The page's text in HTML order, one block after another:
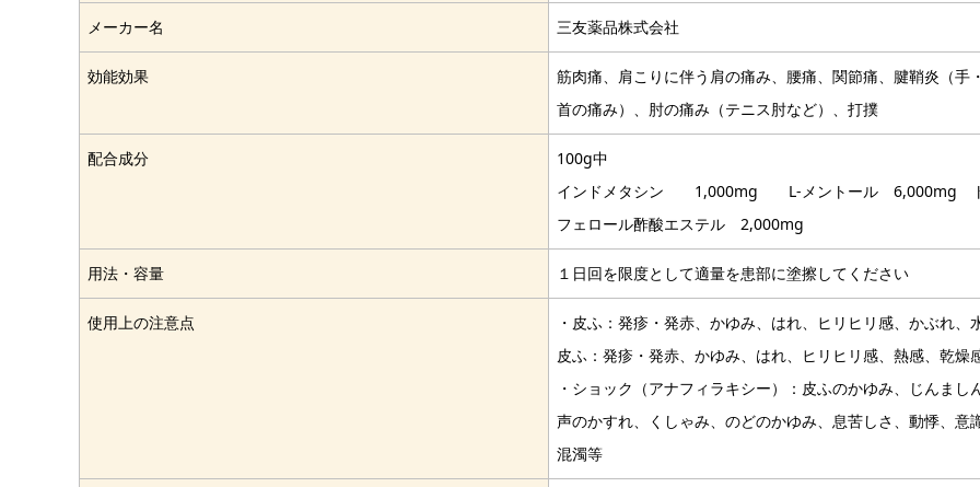
メーカー名 三友薬品株式会社
効能効果
筋肉痛、肩こりに伴う肩の痛み、腰痛、関節痛、腱鞘炎（手
首の痛み）、肘の痛み（テニス肘など）、打撲
配合成分
100g中
インドメタシン 1,000mg L-メントール 6,000mg
フェロール酢酸エステル 2,000mg
用法・容量 １日回を限度として適量を患部に塗擦してください
使用上の注意点
・皮ふ：発疹・発赤、かゆみ、はれ、ヒリヒリ感、かぶれ、
皮ふ：発疹・発赤、かゆみ、はれ、ヒリヒリ感、熱感、乾燥
・ショック（アナフィラキシー）：皮ふのかゆみ、じんまし
声のかすれ、くしゃみ、のどのかゆみ、息苦しさ、動悸、意
混濁等